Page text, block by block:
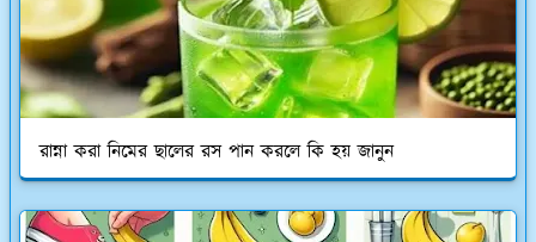
রান্না করা নিমের ছালের রস পান করলে কি হয় জানুন